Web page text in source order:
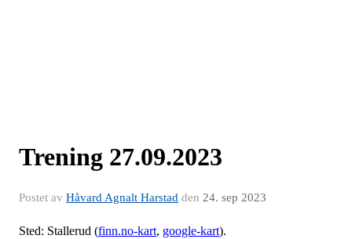
Trening 27.09.2023
Postet av Håvard Agnalt Harstad den 24. sep 2023
Sted: Stallerud (finn.no-kart, google-kart).